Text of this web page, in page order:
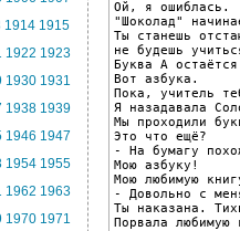
1914 1915
1922 1923
1930 1931
1938 1939
1946 1947
1954 1955
1962 1963
1970 1971
Ой, я ошиблась.
"Шоколад"
Ты станешь
не будешь
Буква А
Вот азбука.
Пока, учитель
Я назадавала
Мы проходили
Это что ещё?
- На бумагу
Мою азбуку!
Мою любимую
- Довольно с
Ты наказана.
Порвала любимую